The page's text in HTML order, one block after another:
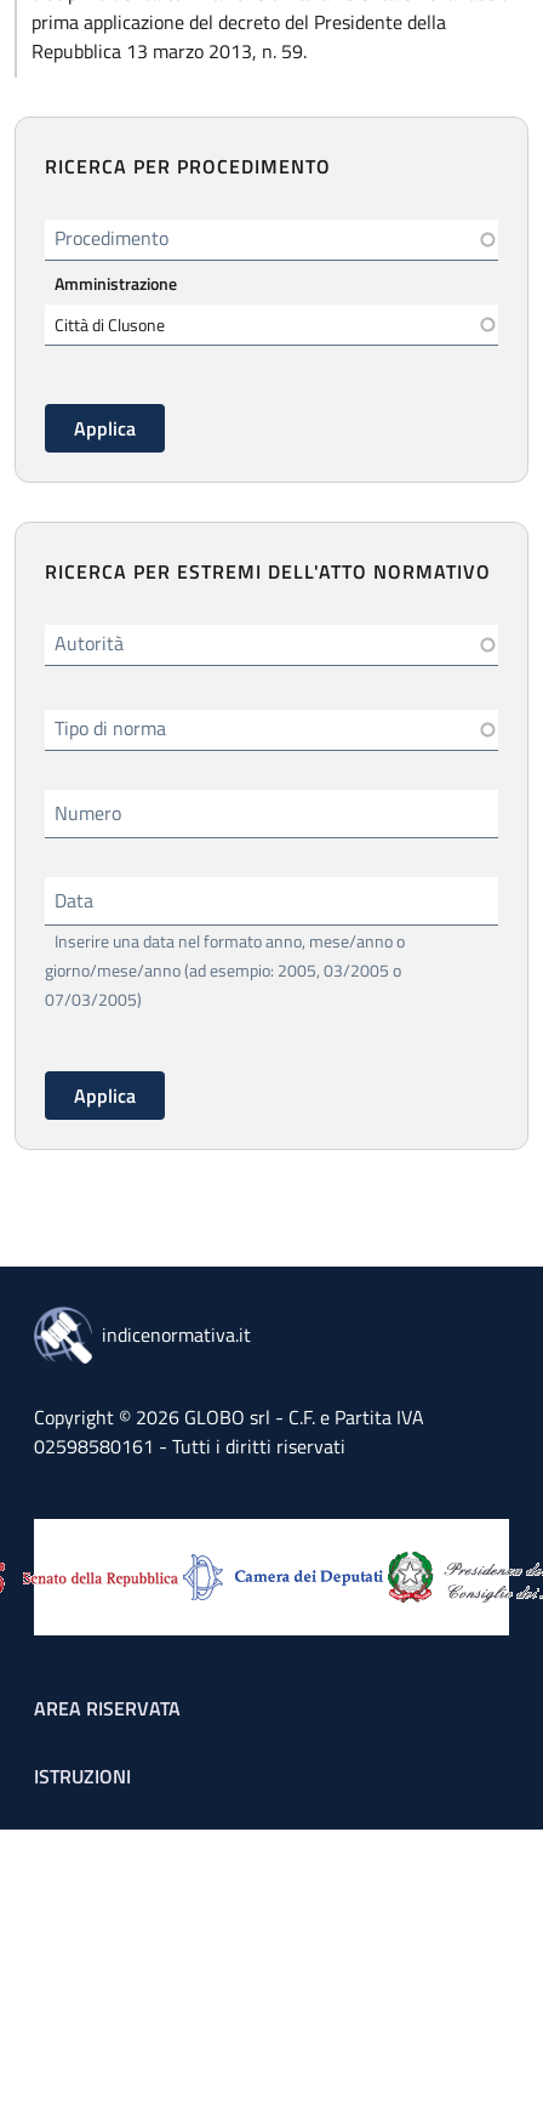
prima applicazione del decreto del Presidente della
Repubblica 13 marzo 2013, n. 59.
RICERCA PER PROCEDIMENTO
Procedimento
Amministrazione
RICERCA PER ESTREMI DELL'ATTO NORMATIVO
Autorità
Tipo di norma
Numero
Data
Inserire una data nel formato anno, mese/anno o
giorno/mese/anno (ad esempio: 2005, 03/2005 o
07/03/2005)
indicenormativa.it
Copyright © 2026 GLOBO srl - C.F. e Partita IVA
02598580161 - Tutti i diritti riservati
Footer menu
AREA RISERVATA
ISTRUZIONI